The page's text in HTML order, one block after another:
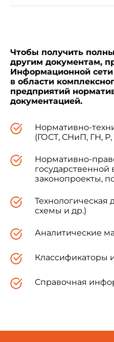
Казахстан
Кыргызстан
Молдова
Российская
Таджикистан
Туркменистан
Чтобы получить
другим документам,
Информационной сети
в области
предприятий
документацией.
Нормативно-
(ГОСТ, СНиП, ГН,
Нормативно-
государственной
законопроекты,
Технологическая
схемы и др.)
Аналитические
Классификаторы
Справочная